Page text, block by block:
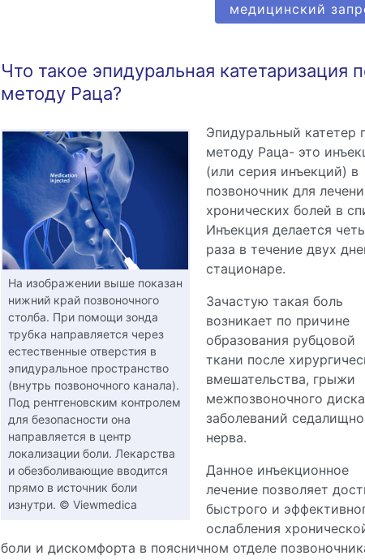
медицинский
Что такое эпидуральная катетаризация
методу Раца?
На изображении выше показан
нижний край позвоночного
столба. При помощи зонда
трубка направляется через
естественные отверстия в
эпидуральное пространство
(внутрь позвоночного канала).
Под рентгеновским контролем
для безопасности она
направляется в центр
локализации боли. Лекарства
и обезболивающие вводится
прямо в источник боли
изнутри. © Viewmedica
Эпидуральный катетер
методу Раца- это
(или серия инъекций) в
позвоночник для
хронических болей в
Инъекция делается
раза в течение двух
стационаре.
Зачастую такая боль
возникает по причине
образования рубцовой
ткани после
вмешательства, грыжи
межпозвоночного
заболеваний
нерва.
Данное инъекционное
лечение позволяет
быстрого и
ослабления
боли и дискомфорта в поясничном отделе